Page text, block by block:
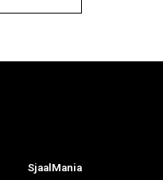
SjaalMania